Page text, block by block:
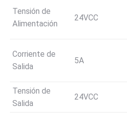
Tensión de
Alimentación
24VCC
Corriente de
Salida
5A
Tensión de
Salida
24VCC